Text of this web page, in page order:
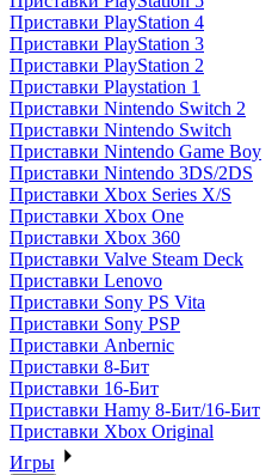
Приставки PlayStation 4
Приставки PlayStation 3
Приставки PlayStation 2
Приставки Playstation 1
Приставки Nintendo Switch 2
Приставки Nintendo Switch
Приставки Nintendo Game Boy
Приставки Nintendo 3DS/2DS
Приставки Xbox Series X/S
Приставки Xbox One
Приставки Xbox 360
Приставки Valve Steam Deck
Приставки Lenovo
Приставки Sony PS Vita
Приставки Sony PSP
Приставки Anbernic
Приставки 8-Бит
Приставки 16-Бит
Приставки Hamy 8-Бит/16-Бит
Приставки Xbox Original
Игры